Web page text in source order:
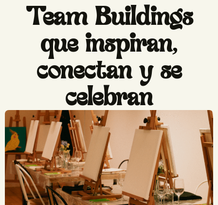
Team Buildings
que inspiran,
conectan y se
celebran